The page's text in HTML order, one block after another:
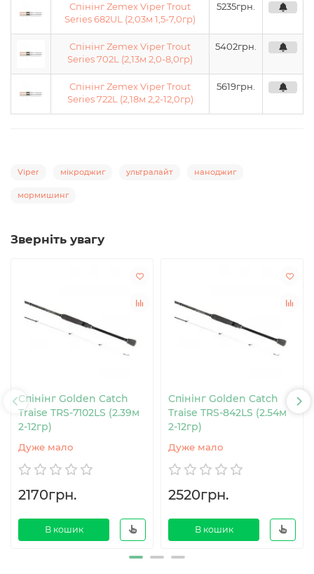
Спінінг Zemex Viper Trout
Series 682UL (2,03м 1,5-7,0гр)
5235грн.
Спінінг Zemex Viper Trout
Series 702L (2,13м 2,0-8,0гр)
5402грн.
Спінінг Zemex Viper Trout
Series 722L (2,18м 2,2-12,0гр)
5619грн.
Viper мікроджиг ультралайт наноджиг
мормишинг
Зверніть увагу
Спінінг Golden Catch
Traise TRS-7102LS (2.39м
2-12гр)
Дуже мало
2170грн.
В кошик
Спінінг Golden Catch
Traise TRS-842LS (2.54м
2-12гр)
Дуже мало
2520грн.
В кошик